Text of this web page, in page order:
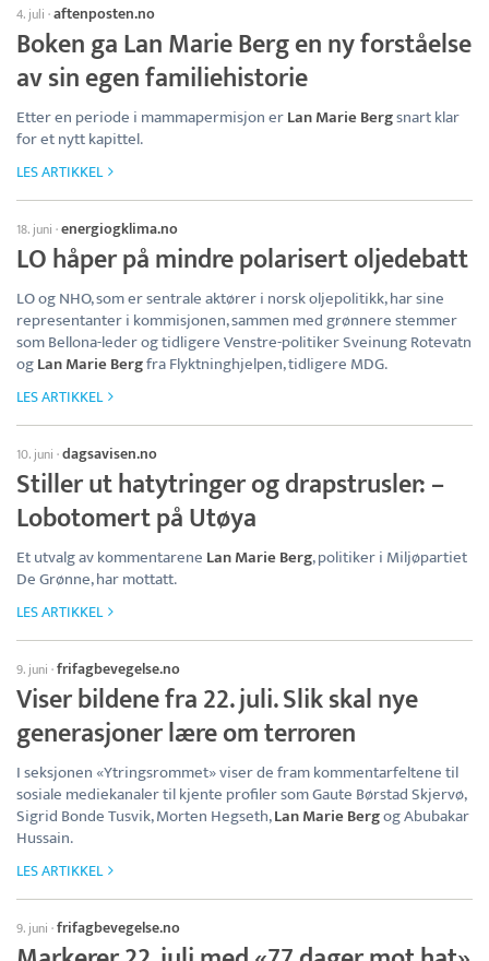
4. juli ·aftenposten.no
Boken ga Lan Marie Berg en ny forståelse
av sin egen familiehistorie
Etter en periode i mammapermisjon erLan Marie Bergsnart klar
for et nytt kapittel.
LES ARTIKKEL
18. juni ·energiogklima.no
LO håper på mindre polarisert oljedebatt
LO og NHO, som er sentrale aktører i norsk oljepolitikk, har sine
representanter i kommisjonen, sammen med grønnere stemmer
som Bellona-leder og tidligere Venstre-politiker Sveinung Rotevatn
ogLan Marie Bergfra Flyktninghjelpen, tidligere MDG.
LES ARTIKKEL
10. juni ·dagsavisen.no
Stiller ut hatytringer og drapstrusler: –
Lobotomert på Utøya
Et utvalg av kommentarene Lan Marie Berg, politiker i Miljøpartiet
De Grønne, har mottatt.
LES ARTIKKEL
9. juni ·frifagbevegelse.no
Viser bildene fra 22. juli. Slik skal nye
generasjoner lære om terroren
I seksjonen «Ytringsrommet» viser de fram kommentarfeltene til
sosiale mediekanaler til kjente profiler som Gaute Børstad Skjervø,
Sigrid Bonde Tusvik, Morten Hegseth,Lan Marie Bergog Abubakar
Hussain.
LES ARTIKKEL
9. juni ·frifagbevegelse.no